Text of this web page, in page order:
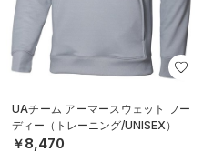
UAチーム アーマースウェット フー
ディー（トレーニング/UNISEX）
￥8,470